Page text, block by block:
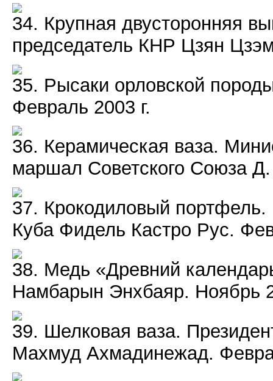
34. Крупная двусторонняя
председатель КНР Цзян
35. Рысаки орловской
Февраль 2003 г.
36. Керамическая ваза.
маршал Советского Союза
37. Крокодиловый портфель.
Куба Фидель Кастро Рус.
38. Медь «Древний
Намбарын Энхбаяр. Ноябрь
39. Шелковая ваза.
Махмуд Ахмадинежад.